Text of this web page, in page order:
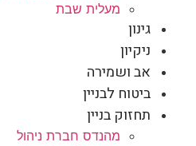
מעלית שבת
גינון
ניקיון
אב ושמירה
ביטוח לבניין
תחזוק בניין
מהנדס חברת ניהול